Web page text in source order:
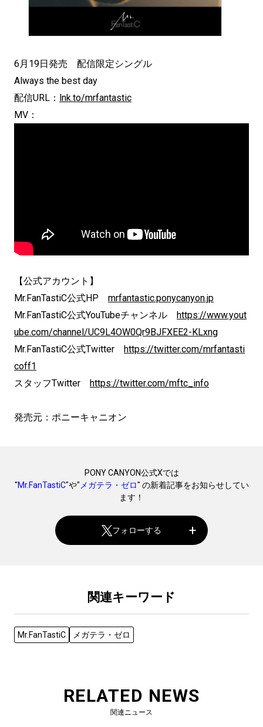
6月19日発売 配信限定シングル
Always the best day
配信URL： lnk.to/mrfantastic
MV：
【公式アカウント】
Mr.FanTastiC公式HP mrfantastic.ponycanyon.jp
Mr.FanTastiC公式YouTubeチャンネル https://www.yout
ube.com/channel/UC9L4OW0Qr9BJFXEE2-KLxng
Mr.FanTastiC公式Twitter https://twitter.com/mrfantasti
coff1
スタッフTwitter https://twitter.com/mftc_info
発売元：ポニーキャニオン
PONY CANYON公式Xでは
"Mr.FanTastiC"や" メガテラ・ゼロ" の新着記事をお知らせしてい
ます！
フォローする
関連キーワード
Mr.FanTastiC メガテラ・ゼロ
RELATED NEWS
関連ニュース